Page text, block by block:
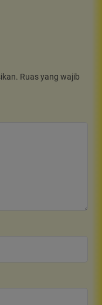
Ruas yang wajib